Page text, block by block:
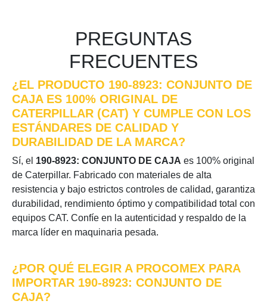
PREGUNTAS
FRECUENTES
¿EL PRODUCTO 190-8923: CONJUNTO DE
CAJA ES 100% ORIGINAL DE
CATERPILLAR (CAT) Y CUMPLE CON LOS
ESTÁNDARES DE CALIDAD Y
DURABILIDAD DE LA MARCA?
Sí, el 190-8923: CONJUNTO DE CAJA es 100% original
de Caterpillar. Fabricado con materiales de alta
resistencia y bajo estrictos controles de calidad, garantiza
durabilidad, rendimiento óptimo y compatibilidad total con
equipos CAT. Confíe en la autenticidad y respaldo de la
marca líder en maquinaria pesada.
¿POR QUÉ ELEGIR A PROCOMEX PARA
IMPORTAR 190-8923: CONJUNTO DE
CAJA?